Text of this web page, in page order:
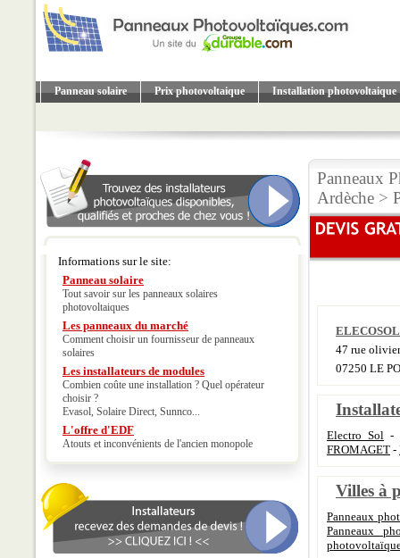
Panneau solaire Prix photovoltaique Installation photovoltaique
Informations sur le site:
Panneau solaire
Tout savoir sur les panneaux solaires
photovoltaiques
Les panneaux du marché
Comment choisir un fournisseur de panneaux
solaires
Les installateurs de modules
Combien coûte une installation ? Quel opérateur
choisir ?
Evasol, Solaire Direct, Sunnco...
L'offre d'EDF
Atouts et inconvénients de l'ancien monopole
Panneaux
Ardèche >
47 rue olivier
07250 LE
Electro Sol -
FROMAGET -
Villes à
Panneaux
Panneaux